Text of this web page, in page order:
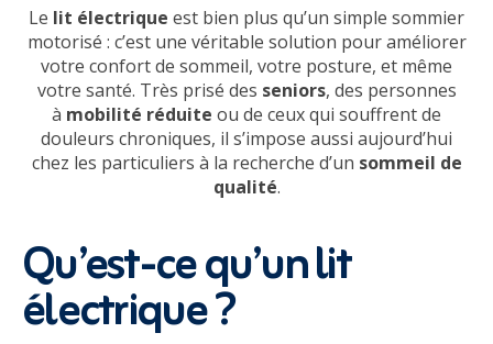
Le lit électrique est bien plus qu’un simple sommier
motorisé : c’est une véritable solution pour améliorer
votre confort de sommeil, votre posture, et même
votre santé. Très prisé des seniors, des personnes
à mobilité réduite ou de ceux qui souffrent de
douleurs chroniques, il s’impose aussi aujourd’hui
chez les particuliers à la recherche d’un sommeil de
qualité.
Qu’est-ce qu’un lit
électrique ?